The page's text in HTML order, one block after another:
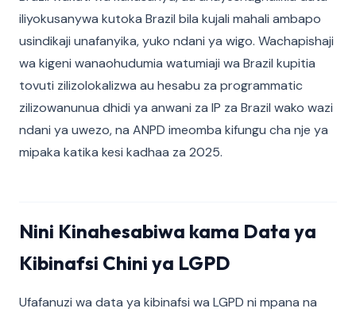
iliyokusanywa kutoka Brazil bila kujali mahali ambapo
usindikaji unafanyika, yuko ndani ya wigo. Wachapishaji
wa kigeni wanaohudumia watumiaji wa Brazil kupitia
tovuti zilizolokalizwa au hesabu za programmatic
zilizowanunua dhidi ya anwani za IP za Brazil wako wazi
ndani ya uwezo, na ANPD imeomba kifungu cha nje ya
mipaka katika kesi kadhaa za 2025.
Nini Kinahesabiwa kama Data ya
Kibinafsi Chini ya LGPD
Ufafanuzi wa data ya kibinafsi wa LGPD ni mpana na